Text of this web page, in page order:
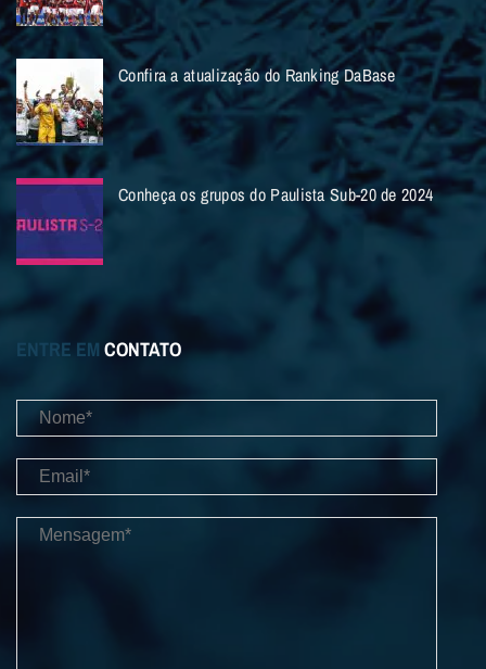
Confira a atualização do Ranking DaBase
Conheça os grupos do Paulista Sub-20 de 2024
ENTRE EM CONTATO